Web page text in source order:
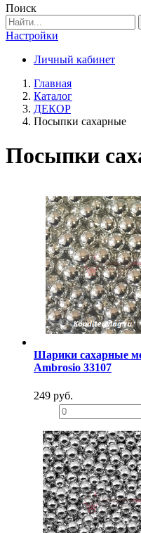
Поиск
Настройки
Личный кабинет
Главная
Каталог
ДЕКОР
Посыпки сахарные
Посыпки
Шарики сахарные
Ambrosio 33107
249 руб.